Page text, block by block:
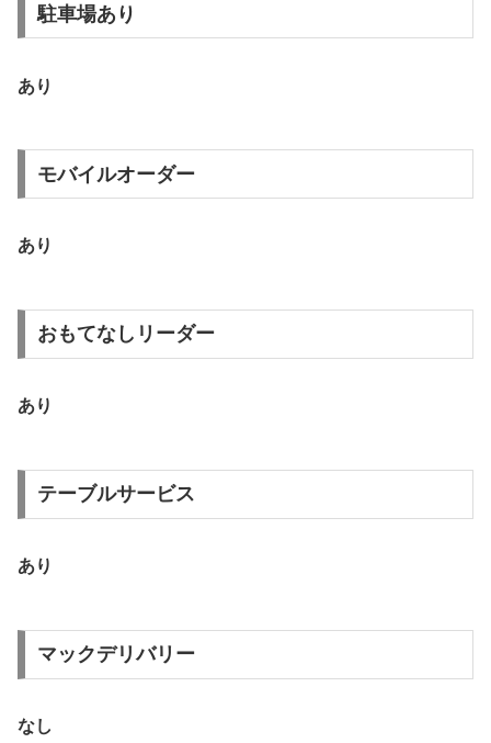
駐車場あり
あり
モバイルオーダー
あり
おもてなしリーダー
あり
テーブルサービス
あり
マックデリバリー
なし